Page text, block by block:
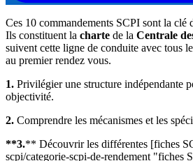
Ces 10 commandements SCPI sont la clé
Ils constituent la charte de la Centrale
suivent cette ligne de conduite avec tous
au premier rendez vous.
1. Privilégier une structure indépendante
objectivité.
2. Comprendre les mécanismes et les
**3.** Découvrir les différentes [fiches
scpi/categorie-scpi-de-rendement "fiches